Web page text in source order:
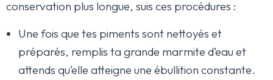
conservation plus longue, suis ces procédures :
Une fois que tes piments sont nettoyés et
préparés, remplis ta grande marmite d’eau et
attends qu’elle atteigne une ébullition constante.